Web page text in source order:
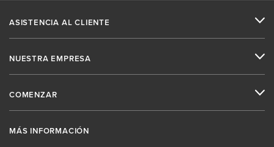
ASISTENCIA AL CLIENTE
NUESTRA EMPRESA
COMENZAR
MÁS INFORMACIÓN